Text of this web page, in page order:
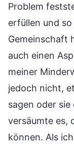
Problem
erfüllen und
Gemeinschaft
auch einen
meiner
jedoch nicht,
sagen oder
versäumte es,
können. Als